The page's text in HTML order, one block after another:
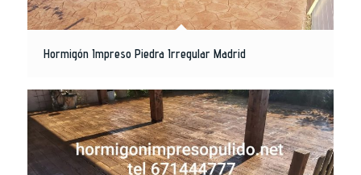
Hormigón Impreso Piedra Irregular Madrid